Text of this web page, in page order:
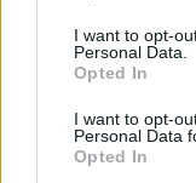
I want to opt-
Personal Data.
Opted In
I want to opt-
Personal Data
Opted In
Vyrų grupėje
Lozenko,